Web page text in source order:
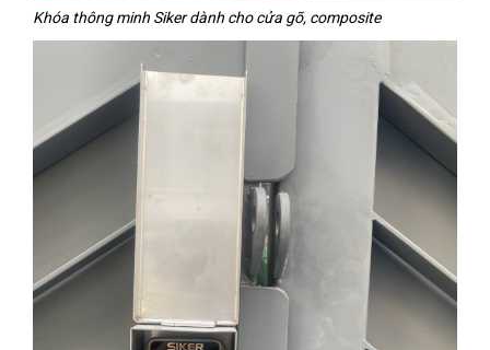
Khóa thông minh Siker dành cho cửa gõ, composite